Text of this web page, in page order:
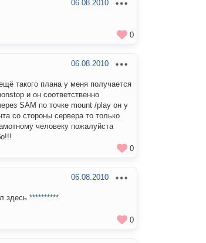
06.08.2010
0
06.08.2010
такого плана у меня получается
и он соответственно
SAM по точке mount /play он у
со стороны сервера то только
человеку пожалуйста
0
06.08.2010
здесь **********
0